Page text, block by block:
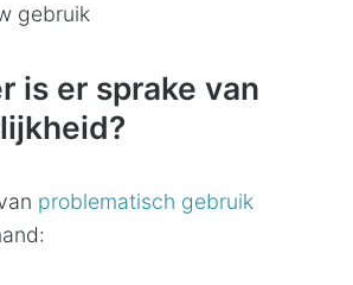
gebruik
is er sprake van
problematisch gebruik